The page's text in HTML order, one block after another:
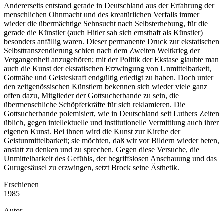
Andererseits entstand gerade in Deutschland aus der Erfahrung der
menschlichen Ohnmacht und des kreatürlichen Verfalls immer
wieder die übermächtige Sehnsucht nach Selbsterhebung, für die
gerade die Künstler (auch Hitler sah sich ernsthaft als Künstler)
besonders anfällig waren. Dieser permanente Druck zur ekstatischen
Selbsttranszendierung schien nach dem Zweiten Weltkrieg der
Vergangenheit anzugehören; mit der Politik der Ekstase glaubte man
auch die Kunst der ekstatischen Erzwingung von Unmittelbarkeit,
Gottnähe und Geisteskraft endgültig erledigt zu haben. Doch unter
den zeitgenössischen Künstlern bekennen sich wieder viele ganz
offen dazu, Mitglieder der Gottsucherbande zu sein, die
übermenschliche Schöpferkräfte für sich reklamieren. Die
Gottsucherbande polemisiert, wie in Deutschland seit Luthers Zeiten
üblich, gegen intellektuelle und institutionelle Vermittlung auch ihrer
eigenen Kunst. Bei ihnen wird die Kunst zur Kirche der
Geistunmittelbarkeit; sie möchten, daß wir vor Bildern wieder beten,
anstatt zu denken und zu sprechen. Gegen diese Versuche, die
Unmittelbarkeit des Gefühls, der begriffslosen Anschauung und das
Gurugesäusel zu erzwingen, setzt Brock seine Ästhetik.
Erschienen
1985